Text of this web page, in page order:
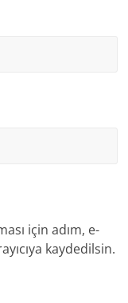
için adım, e-
kaydedilsin.